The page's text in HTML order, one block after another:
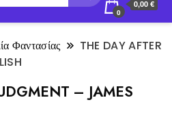
0
0,00 €
Φαντασίας
THE DAY AFTER
– JAMES